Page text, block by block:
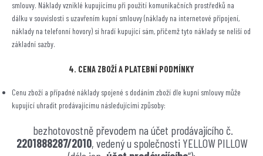
smlouvy. Náklady vzniklé kupujícímu při použití komunikačních prostředků na
dálku v souvislosti s uzavřením kupní smlouvy (náklady na internetové připojení,
náklady na telefonní hovory) si hradí kupující sám, přičemž tyto náklady se neliší od
základní sazby.
4. CENA ZBOŽÍ A PLATEBNÍ PODMÍNKY
Cenu zboží a případné náklady spojené s dodáním zboží dle kupní smlouvy může
kupující uhradit prodávajícímu následujícími způsoby:
bezhotovostně převodem na účet prodávajícího č.
2201888287/2010, vedený u společnosti YELLOW PILLOW